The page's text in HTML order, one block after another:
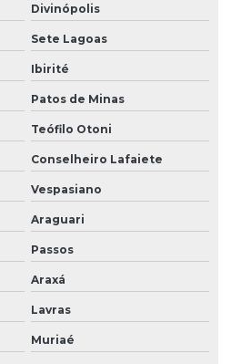
Divinópolis
Sete Lagoas
Ibirité
Patos de Minas
Teófilo Otoni
Conselheiro Lafaiete
Vespasiano
Araguari
Passos
Araxá
Lavras
Muriaé